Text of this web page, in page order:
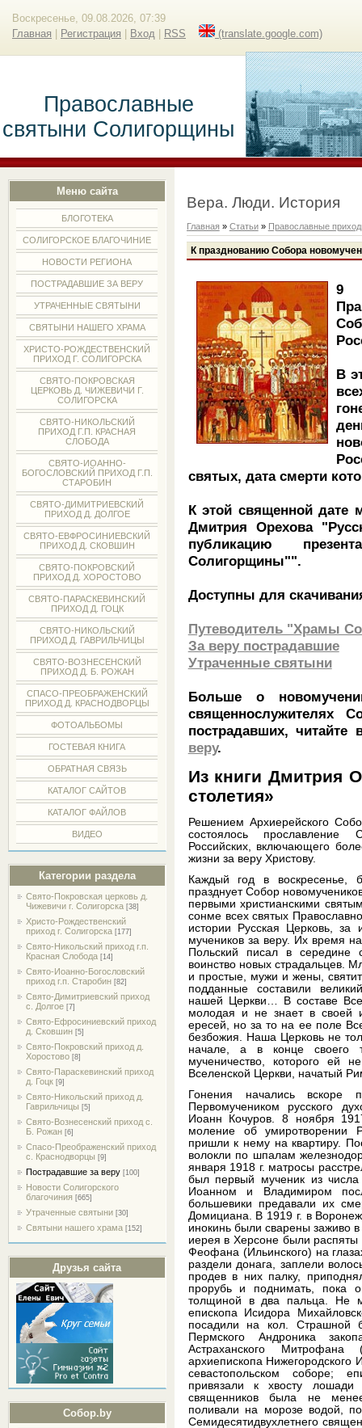
Воскресенье, 09.08.2026, 07:39
Главная
Регистрация Вход RSS (translate.google.com)
Православные
святыни Солигорщины
Меню сайта
БЛОГОТЕКА
СОЛИГОРСКОЕ БЛАГОЧИНИЕ
НОВОСТИ РЕГИОНА
ПОСТРАДАВШИЕ ЗА ВЕРУ
УТРАЧЕННЫЕ СВЯТЫНИ
СВЯТЫНИ НАШЕГО ХРАМА
ХРИСТО-РОЖДЕСТВЕНСКИЙ
ПРИХОД Г. СОЛИГОРСКА
СВЯТО-ПОКРОВСКАЯ
ЦЕРКОВЬ Д. ЧИЖЕВИЧИ Г.
СОЛИГОРСКА
СВЯТО-НИКОЛЬСКИЙ
ПРИХОД Г.П. КРАСНАЯ
СЛОБОДА
СВЯТО-ИОАННО-
БОГОСЛОВСКИЙ ПРИХОД Г.П.
СТАРОБИН
СВЯТО-ДИМИТРИЕВСКИЙ
ПРИХОД Д. ДОЛГОЕ
СВЯТО-ЕВФРОСИНИЕВСКИЙ
ПРИХОД Д. СКОВШИН
СВЯТО-ПОКРОВСКИЙ
ПРИХОД Д. ХОРОСТОВО
СВЯТО-ПАРАСКЕВИНСКИЙ
ПРИХОД Д. ГОЦК
СВЯТО-НИКОЛЬСКИЙ
ПРИХОД Д. ГАВРИЛЬЧИЦЫ
СВЯТО-ВОЗНЕСЕНСКИЙ
ПРИХОД Д. Б. РОЖАН
СПАСО-ПРЕОБРАЖЕНСКИЙ
ПРИХОД Д. КРАСНОДВОРЦЫ
ФОТОАЛЬБОМЫ
ГОСТЕВАЯ КНИГА
ОБРАТНАЯ СВЯЗЬ
КАТАЛОГ САЙТОВ
КАТАЛОГ ФАЙЛОВ
ВИДЕО
Категории раздела
Свято-Покровская церковь д.
Чижевичи г. Солигорска [38]
Христо-Рождественский
приход г. Солигорска [177]
Свято-Никольский приход г.п.
Красная Слобода [14]
Свято-Иоанно-Богословский
приход г.п. Старобин [82]
Свято-Димитриевский приход
с. Долгое [7]
Свято-Ефросиниевский приход
д. Сковшин [5]
Свято-Покровский приход д.
Хоростово [8]
Свято-Параскевинский приход
д. Гоцк [9]
Свято-Никольский приход д.
Гаврильчицы [5]
Свято-Вознесенский приход с.
Б. Рожан [6]
Спасо-Преображенский приход
с. Краснодворцы [9]
Пострадавшие за веру [100]
Новости Солигорского
благочиния [665]
Утраченные святыни [30]
Святыни нашего храма [152]
Друзья сайта
Собор.by
Вера. Люди. История
Главная » Статьи» Православные
К празднованию Собора
9
В
святых, дата смерти
К этой священной дате
Дмитрия Орехова
публикацию
Солигорщины"".
Доступны для
Путеводитель "Храмы
За веру пострадавшие
Утраченные святыни
Больше о
священнослужителях
пострадавших,
веру.
Из книги Дмитрия
столетия»
Решением Архиерейского
состоялось прославление
Российских, включающего
жизни за веру Христову.
Каждый год в воскресенье,
празднует Собор
первыми христианскими
сонме всех святых
истории Русская Церковь, за
мучеников за веру. Их время
Польский писал в
воинство новых страдальцев.
и простые, мужи и жены,
подданные составили
нашей Церкви… В составе
молодая и не знает в своей
ересей, но за то на ее поле
безбожия. Наша Церковь не
начале, а в конце своего
мученичество, которого ей
Вселенской Церкви, начатый
Гонения начались вскоре
Первомучеником русского
Иоанн Кочуров. 8 ноября
моление об умиротворении
пришли к нему на квартиру.
волокли по шпалам
января 1918 г. матросы
был первый мученик из
Иоанном и Владимиром
большевики предавали их
Домициана. В 1919 г. в
инокинь были сварены заживо
иерея в Херсоне были распяты
Феофана (Ильинского) на
раздели донага, заплели
продев в них палку,
прорубь и поднимать, пока
толщиной в два пальца. Не
епископа Исидора
посадили на кол. Страшной
Пермского Андроника
Астраханского Митрофана
архиепископа Нижегородского
севастопольском соборе;
привязали к хвосту
священников была не
поливали на морозе водой,
Семидесятидвухлетнего